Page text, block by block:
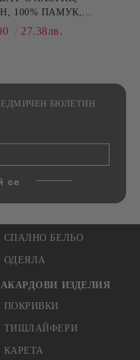
100% ПАМУК,
27.38лв.
СЕДМИЧЕН БЮЛЕТИН:
СПАЛНО БЕЛЬО
ОДЕЯЛА
ИЗДЕЛИЯ
ПОКРИВКИ
ТИШЛАЙФЕРИ
КАРЕТА